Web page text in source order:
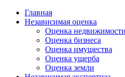
Главная
Независимая оценка
Оценка недвижимости
Оценка бизнеса
Оценка имущества
Оценка ущерба
Оценка земли